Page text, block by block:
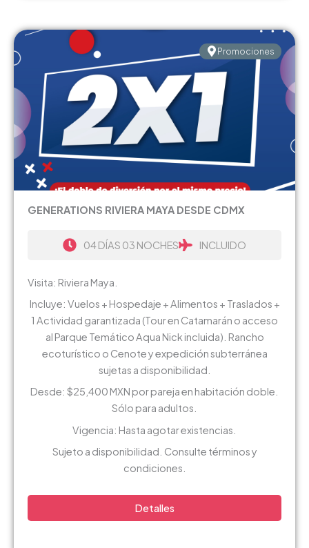
Promociones
GENERATIONS RIVIERA MAYA DESDE CDMX
04 DÍAS 03 NOCHES INCLUIDO
Visita: Riviera Maya.
Incluye: Vuelos + Hospedaje + Alimentos + Traslados +
1 Actividad garantizada (Tour en Catamarán o acceso
al Parque Temático Aqua Nick incluida). Rancho
ecoturístico o Cenote y expedición subterránea
sujetas a disponibilidad.
Desde: $25,400 MXN por pareja en habitación doble.
Sólo para adultos.
Vigencia: Hasta agotar existencias.
Sujeto a disponibilidad. Consulte términos y
condiciones.
Detalles